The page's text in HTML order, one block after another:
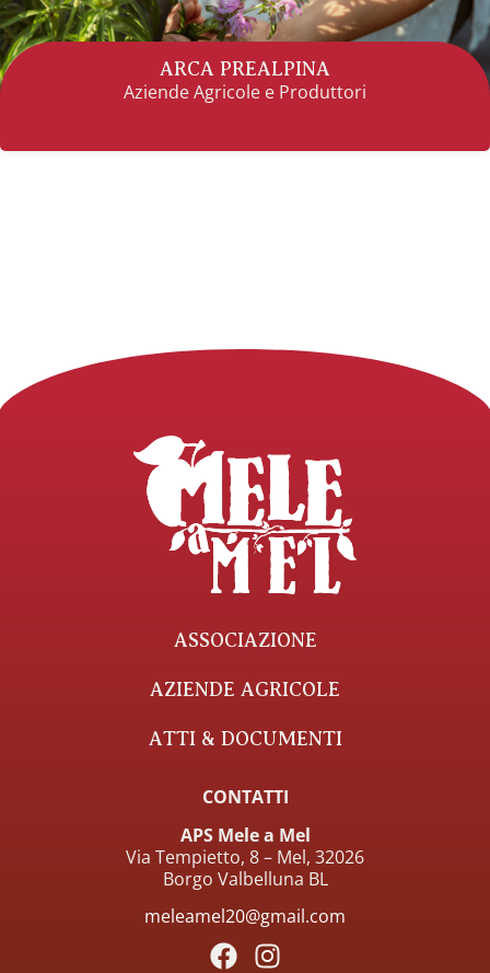
ARCA PREALPINA
Aziende Agricole e Produttori
ASSOCIAZIONE
AZIENDE AGRICOLE
ATTI & DOCUMENTI
CONTATTI
APS Mele a Mel
Via Tempietto, 8 – Mel, 32026
Borgo Valbelluna BL
meleamel20@gmail.com